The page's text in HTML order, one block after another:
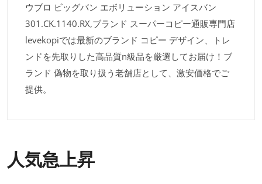
ウブロ ビッグバン エボリューション アイスバン
301.CK.1140.RX,ブランド スーパーコピー通販専門店
levekopiでは最新のブランド コピー デザイン、トレ
ンドを先取りした高品質n級品を厳選してお届け！ブ
ランド 偽物を取り扱う老舗店として、激安価格でご
提供。
人気急上昇